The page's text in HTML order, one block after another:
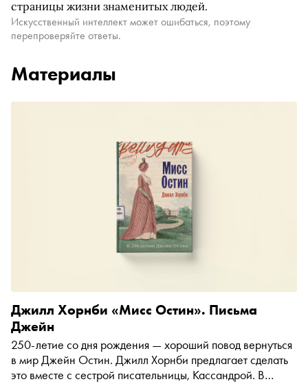
страницы жизни знаменитых людей.
Искусственный интеллект может ошибаться, поэтому
перепроверяйте ответы.
Материалы
Джилл Хорнби «Мисс Остин». Письма
Джейн
250-летие со дня рождения — хороший повод вернуться
в мир Джейн Остин. Джилл Хорнби предлагает сделать
это вместе с сестрой писательницы, Кассандрой. В